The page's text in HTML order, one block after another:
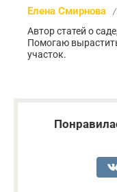
Елена Смирнова /
Автор статей о
Помогаю
участок.